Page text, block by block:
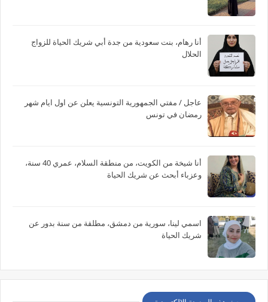
أنا رهام، بنت سعودية من جدة أبي شريك الحياة للزواج
الحلال
عاجل / مفتي الجمهورية التونسية يعلن عن اول ايام شهر
رمضان في تونس
أنا شيخة من الكويت، من منطقة السلام، عمري 40 سنة،
وعزباء أبحث عن شريك الحياة
اسمي لينا، سورية من دمشق، مطلقة من سنة بدور عن
شريك الحياة